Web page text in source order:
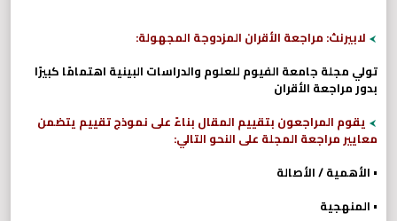
لابيرنث: مراجعة الأقران المزدوجة المجهولة:
تولي مجلة جامعة الفيوم للعلوم والدراسات البينية اهتمامًا كبيرًا
بدور مراجعة الأقران
يقوم المراجعون بتقييم المقال بناءً على نموذج تقييم يتضمن
معايير مراجعة المجلة على النحو التالي:
• الأهمية / الأصالة
• المنهجية